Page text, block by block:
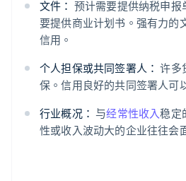
文件： 预计需要提供纳税申
要提供商业计划书。强有力的
信用。
个人担保或共同签署人： 许多
保。信用良好的共同签署人可
行业概况： 与经常性收入稳定
性或收入波动大的企业往往会